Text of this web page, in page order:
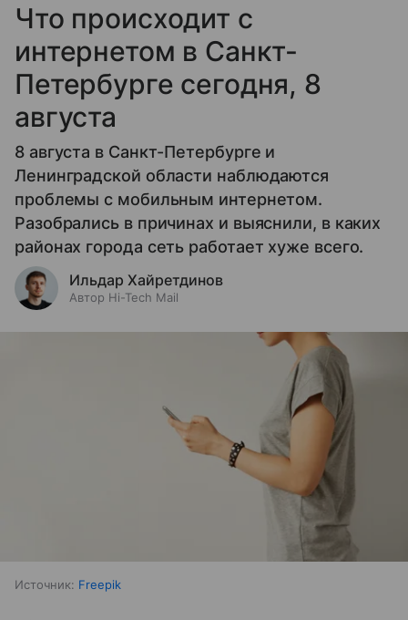
Что происходит с
интернетом в Санкт-
Петербурге сегодня, 8
августа
8 августа в Санкт-Петербурге и
Ленинградской области наблюдаются
проблемы с мобильным интернетом.
Разобрались в причинах и выяснили, в каких
районах города сеть работает хуже всего.
Ильдар Хайретдинов
Автор Hi-Tech Mail
Источник: Freepik